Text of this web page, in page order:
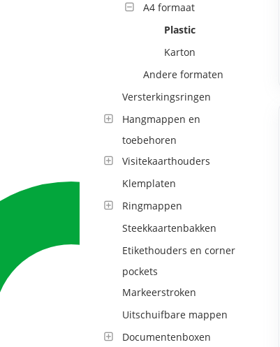
A4 formaat
Plastic
Karton
Andere formaten
Versterkingsringen
Hangmappen en
toebehoren
Visitekaarthouders
Klemplaten
Ringmappen
Steekkaartenbakken
Etikethouders en corner
pockets
Markeerstroken
Uitschuifbare mappen
Documentenboxen